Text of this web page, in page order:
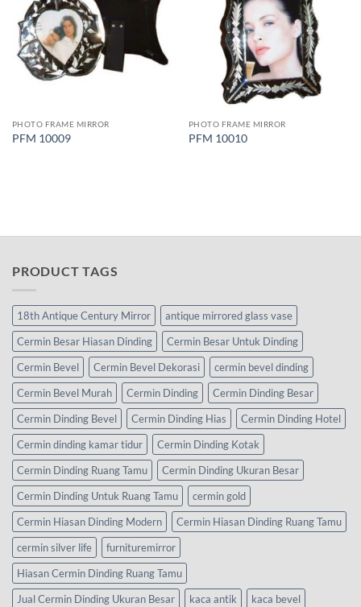
PHOTO FRAME MIRROR
PFM 10009
PHOTO FRAME MIRROR
PFM 10010
PRODUCT TAGS
18th Antique Century Mirror
antique mirrored glass vase
Cermin Besar Hiasan Dinding
Cermin Besar Untuk Dinding
Cermin Bevel
Cermin Bevel Dekorasi
cermin bevel dinding
Cermin Bevel Murah
Cermin Dinding
Cermin Dinding Besar
Cermin Dinding Bevel
Cermin Dinding Hias
Cermin Dinding Hotel
Cermin dinding kamar tidur
Cermin Dinding Kotak
Cermin Dinding Ruang Tamu
Cermin Dinding Ukuran Besar
Cermin Dinding Untuk Ruang Tamu
cermin gold
Cermin Hiasan Dinding Modern
Cermin Hiasan Dinding Ruang Tamu
cermin silver life
furnituremirror
Hiasan Cermin Dinding Ruang Tamu
Jual Cermin Dinding Ukuran Besar
kaca antik
kaca bevel